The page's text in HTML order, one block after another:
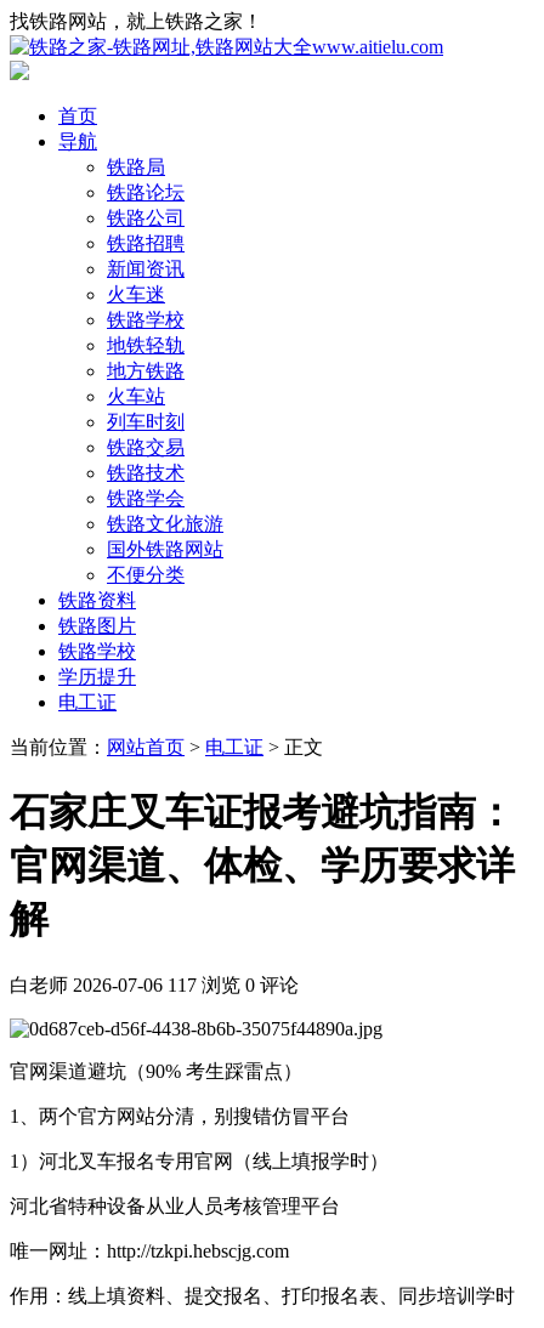
找铁路网站，就上铁路之家！
首页
导航
铁路局
铁路论坛
铁路公司
铁路招聘
新闻资讯
火车迷
铁路学校
地铁轻轨
地方铁路
火车站
列车时刻
铁路交易
铁路技术
铁路学会
铁路文化旅游
国外铁路网站
不便分类
铁路资料
铁路图片
铁路学校
学历提升
电工证
当前位置： 网站首页 > 电工证 > 正文
石家庄叉车证报考避坑指南：
官网渠道、体检、学历要求详
解
白老师 2026-07-06 117 浏览 0 评论
官网渠道避坑（90% 考生踩雷点）
1、两个官方网站分清，别搜错仿冒平台
1）河北叉车报名专用官网（线上填报学时）
河北省特种设备从业人员考核管理平台
唯一网址：http://tzkpi.hebscjg.com
作用：线上填资料、提交报名、打印报名表、同步培训学时